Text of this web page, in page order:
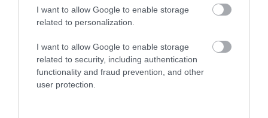
I want to allow Google to enable storage
related to personalization.
I want to allow Google to enable storage
related to security, including authentication
functionality and fraud prevention, and other
user protection.